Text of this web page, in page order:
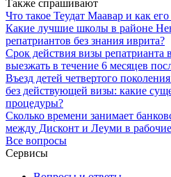
Также спрашивают
Что такое Теудат Маавар и как
Какие лучшие школы в районе
репатриантов без знания иврита?
Срок действия визы репатрианта
выезжать в течение 6 месяцев
Въезд детей четвертого
без действующей визы: какие
процедуры?
Сколько времени занимает
между Дисконт и Леуми в
Все вопросы
Сервисы